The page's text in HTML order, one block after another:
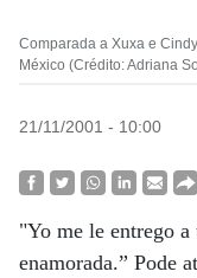
Comparada a Xuxa e
México (Crédito: Adriana
21/11/2001 - 10:00
"Yo me le entrego
enamorada.” Pode